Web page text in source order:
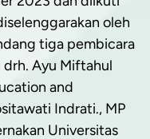
oleh
tiga pembicara
drh. Ayu Miftahul
and
Indrati., MP
Universitas